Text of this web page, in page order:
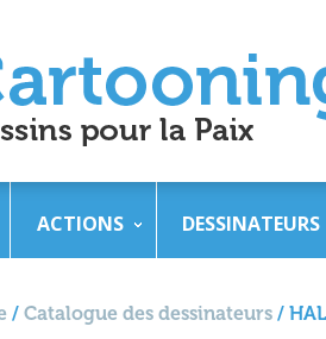
ACTIONS DESSINATEURS
/ Catalogue des dessinateurs /